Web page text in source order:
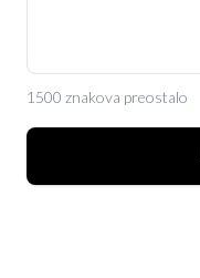
1500 znakova preostalo